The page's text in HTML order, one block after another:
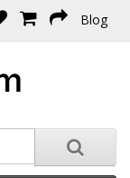
Blog